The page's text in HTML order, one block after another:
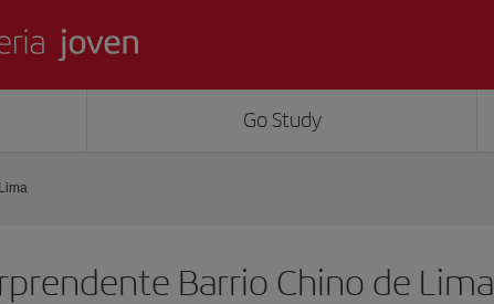
Go Study
Barrio Chino de Lima